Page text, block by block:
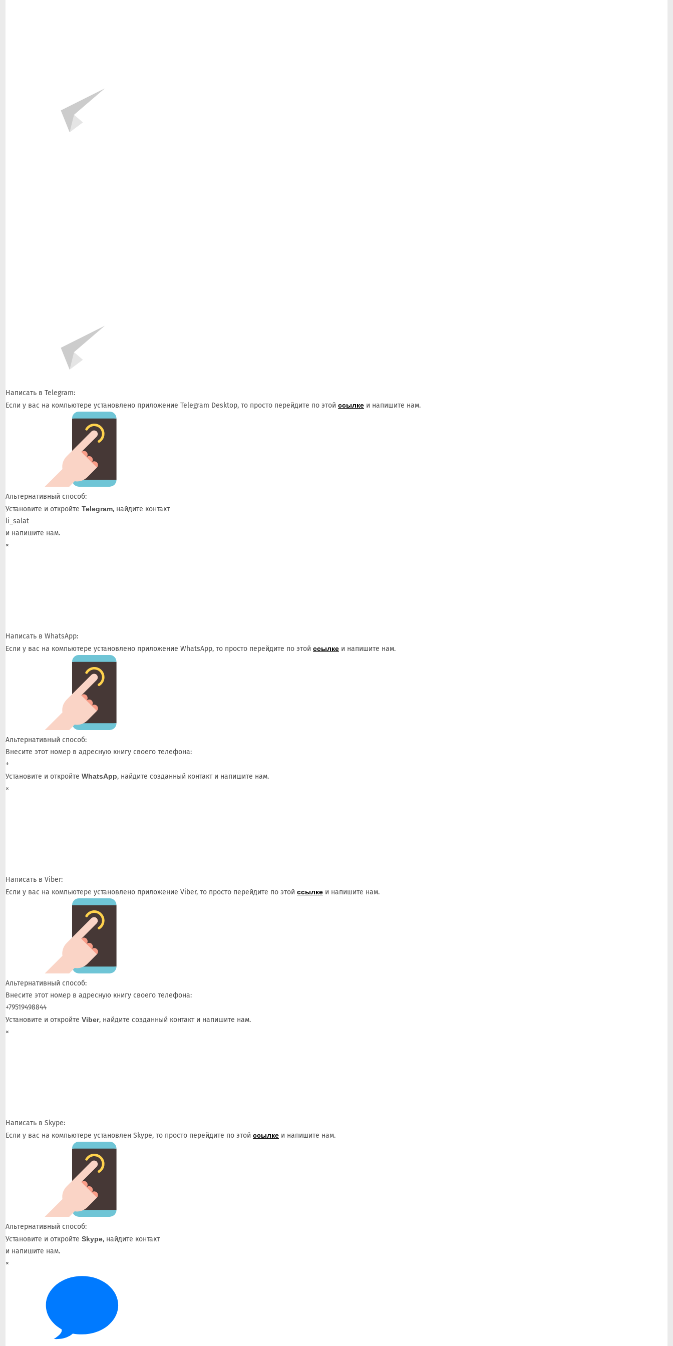
Написать в Telegram:
Если у вас на компьютере установлено приложение Telegram Desktop, то просто перейдите по этой ссылке и напишите нам.
Альтернативный способ:
Установите и откройте Telegram, найдите контакт
li_salat
и напишите нам.
×
Написать в WhatsApp:
Если у вас на компьютере установлено приложение WhatsApp, то просто перейдите по этой ссылке и напишите нам.
Альтернативный способ:
Внесите этот номер в адресную книгу своего телефона:
+
Установите и откройте WhatsApp, найдите созданный контакт и напишите нам.
×
Написать в Viber:
Если у вас на компьютере установлено приложение Viber, то просто перейдите по этой ссылке и напишите нам.
Альтернативный способ:
Внесите этот номер в адресную книгу своего телефона:
+79519498844
Установите и откройте Viber, найдите созданный контакт и напишите нам.
×
Написать в Skype:
Если у вас на компьютере установлен Skype, то просто перейдите по этой ссылке и напишите нам.
Альтернативный способ:
Установите и откройте Skype, найдите контакт
и напишите нам.
×